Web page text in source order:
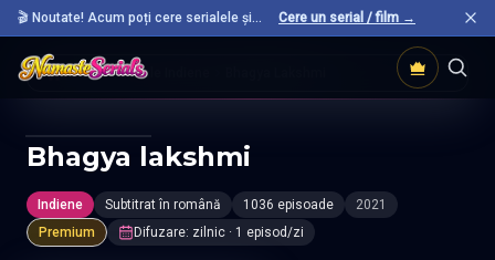
🎬 Noutate! Acum poți cere serialele și
filmele preferate care nu sunt încă pe site.
Cere un serial / film →
Acasă Seriale Indiene
Bhagya lakshmi
Indiene Subtitrat în română 1036 episoade
2021
Premium
Difuzare: zilnic · 1 episod/zi